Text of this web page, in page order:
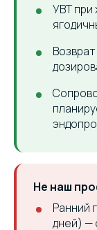
УВТ при
Не наш
Ранний
дней) —